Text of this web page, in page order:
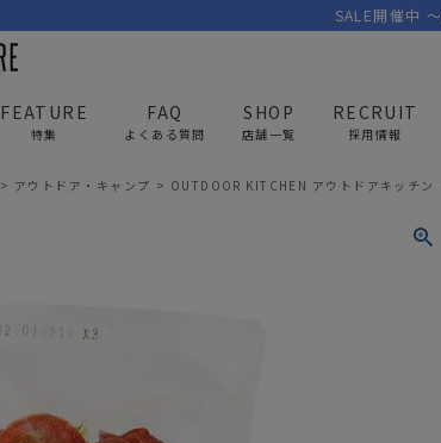
パンツ
PICK
FEATURE
特集
FAQ
よくある質問
SHOP
店舗一覧
RECRUIT
採用情報
SALE開催中
アウトドア・キャンプ OUTDOOR KITCHEN アウトドアキッチン